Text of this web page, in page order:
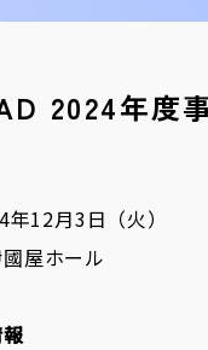
2024年度
12月3日（火）
屋ホール